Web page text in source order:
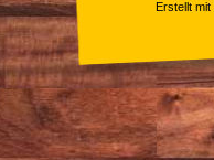
Erstellt mit